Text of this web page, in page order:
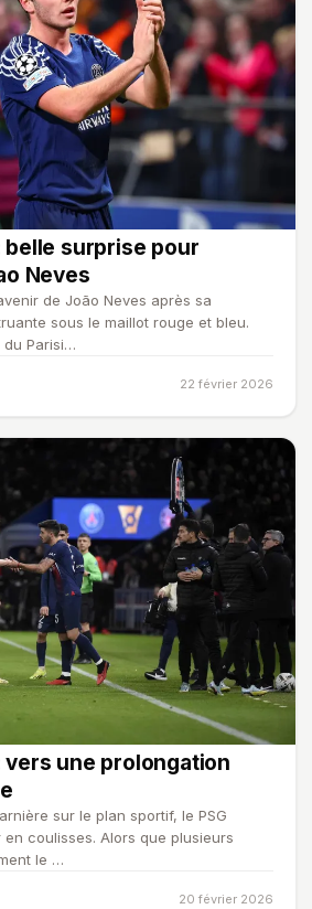
belle surprise pour
Neves
de João Neves après sa
sous le maillot rouge et bleu.
du Parisi…
22 février 2026
vers une prolongation
sur le plan sportif, le PSG
coulisses. Alors que plusieurs
le …
20 février 2026